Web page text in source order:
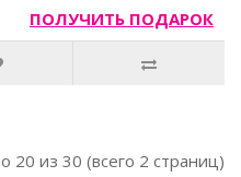
ПОЛУЧИТЬ ПОДАРОК
20 из 30 (всего 2 страниц)